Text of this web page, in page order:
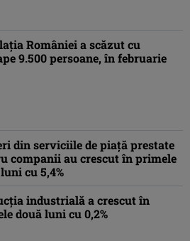
României a scăzut cu
9.500 persoane, în februarie
din serviciile de piaţă prestate
companii au crescut în primele
cu 5,4%
industrială a crescut în
două luni cu 0,2%